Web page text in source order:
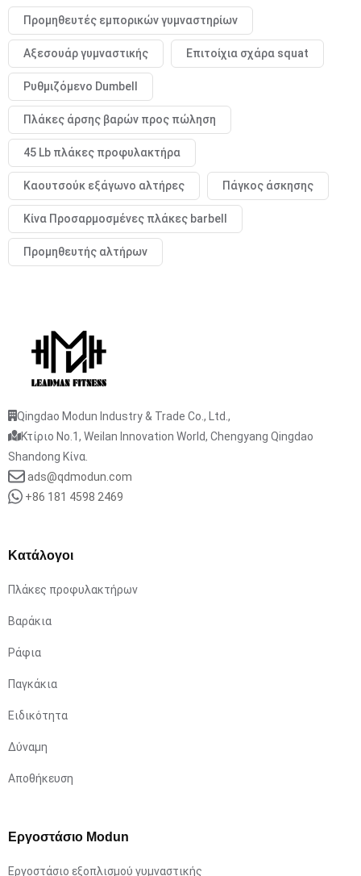
Προμηθευτές εμπορικών γυμναστηρίων
Αξεσουάρ γυμναστικής Επιτοίχια σχάρα squat
Ρυθμιζόμενο Dumbell
Πλάκες άρσης βαρών προς πώληση
45 Lb πλάκες προφυλακτήρα
Καουτσούκ εξάγωνο αλτήρες Πάγκος άσκησης
Κίνα Προσαρμοσμένες πλάκες barbell
Προμηθευτής αλτήρων
Qingdao Modun Industry & Trade Co., Ltd.,
Κτίριο No.1, Weilan Innovation World, Chengyang Qingdao
Shandong Κίνα.
ads@qdmodun.com
+86 181 4598 2469
Κατάλογοι
Πλάκες προφυλακτήρων
Βαράκια
Ράφια
Παγκάκια
Ειδικότητα
Δύναμη
Αποθήκευση
Εργοστάσιο Modun
Εργοστάσιο εξοπλισμού γυμναστικής